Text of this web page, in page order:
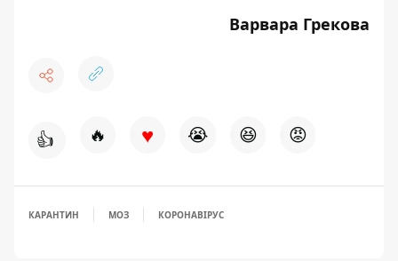
Варвара Грекова
👍 🔥 ♥ 😭 😆 😡
КАРАНТИН МОЗ КОРОНАВІРУС